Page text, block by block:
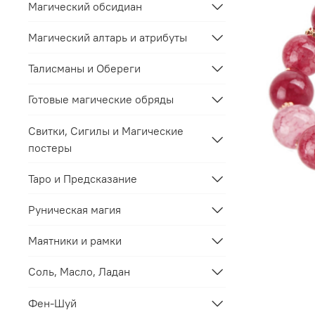
Магический обсидиан
Магический алтарь и атрибуты
Талисманы и Обереги
Готовые магические обряды
Свитки, Сигилы и Магические
постеры
Таро и Предсказание
Руническая магия
Маятники и рамки
Соль, Масло, Ладан
Фен-Шуй